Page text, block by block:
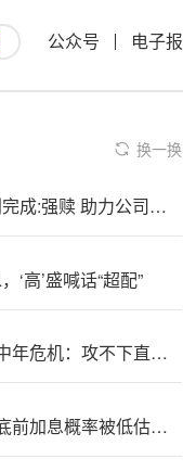
公众号 电子报
换一换
交建转债顺利完成:强赎 助力公司优化资本结构 迈向高质量发展新阶段
‘高’盛喊话“超配”
汤?臣倍健的中年危机：攻不下直播间，守不住药店，失守于经销商
日本?央行年底前加息概率被低估？鸽派首相或挡不住紧缩步伐